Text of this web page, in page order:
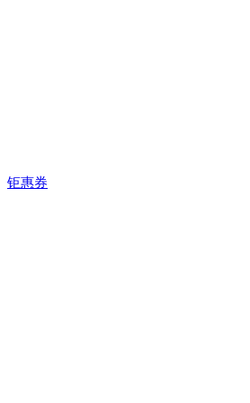
钜惠券